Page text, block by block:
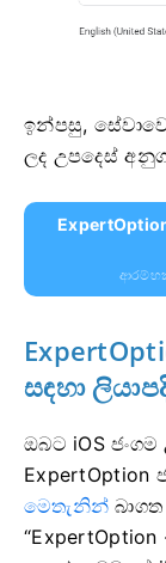
ඉන්පසු,
ලද උපදෙස්
සඳහා
ඔබට iOS
ExpertOption
මෙතැනින්